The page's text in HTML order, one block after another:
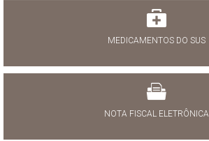
MEDICAMENTOS DO SUS
NOTA FISCAL ELETRÔNICA